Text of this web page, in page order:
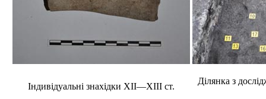
Індивідуальні знахідки ХІІ—ХІІІ ст.
Ділянка з